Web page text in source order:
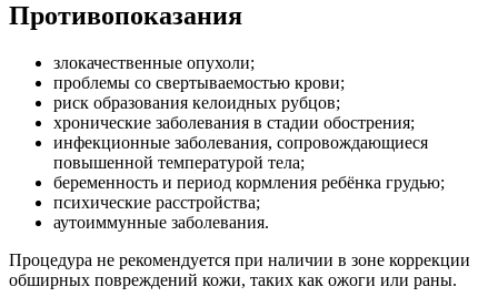
Противопоказания
злокачественные опухоли;
проблемы со свертываемостью крови;
риск образования келоидных рубцов;
хронические заболевания в стадии обострения;
инфекционные заболевания, сопровождающиеся
повышенной температурой тела;
беременность и период кормления ребёнка грудью;
психические расстройства;
аутоиммунные заболевания.
Процедура не рекомендуется при наличии в зоне коррекции
обширных повреждений кожи, таких как ожоги или раны.